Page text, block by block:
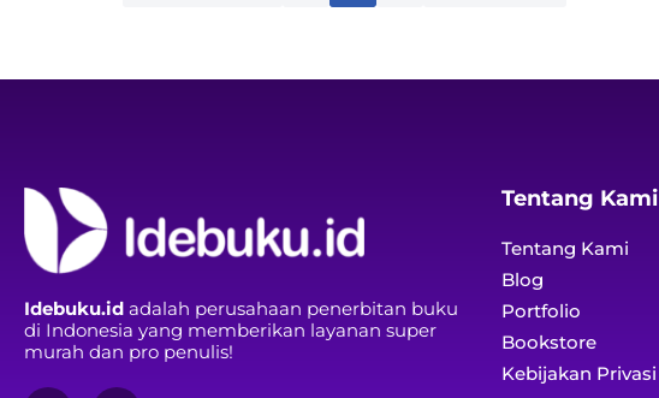
Idebuku.id adalah perusahaan penerbitan buku
di Indonesia yang memberikan layanan super
murah dan pro penulis!
Tentang Kami
Tentang Kami
Blog
Portfolio
Bookstore
Kebijakan Privasi